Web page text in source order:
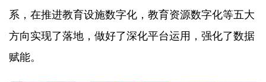
系，在推进教育设施数字化，教育资源数字化等五大
方向实现了落地，做好了深化平台运用，强化了数据
赋能。